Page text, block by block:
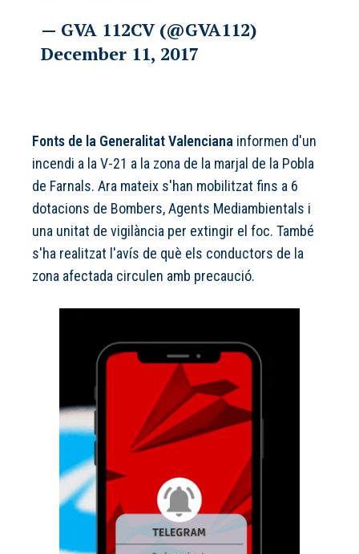
— GVA 112CV (@GVA112)
December 11, 2017
Fonts de la Generalitat Valenciana informen d'un
incendi a la V-21 a la zona de la marjal de la Pobla
de Farnals. Ara mateix s'han mobilitzat fins a 6
dotacions de Bombers, Agents Mediambientals i
una unitat de vigilància per extingir el foc. També
s'ha realitzat l'avís de què els conductors de la
zona afectada circulen amb precaució.